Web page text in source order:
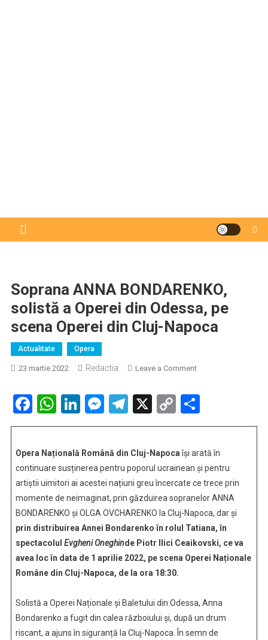
Soprana ANNA BONDARENKO,
solistă a Operei din Odessa, pe
scena Operei din Cluj-Napoca
Actualitate Opera
23 martie 2022 Redactia Leave a Commenton
ANNA
Operei
din
Odessa,
Cluj-
Napoca
Facebook
WhatsApp
LinkedIn
Messenger
Telegram
X Copy
Link
Opera Națională Română din Cluj-Napocaîși arată în
continuare susținerea pentru poporul ucrainean și pentru
artiștii uimitori ai acestei națiuni greu încercate ce trece prin
momente de neimaginat, prin găzduirea sopranelor ANNA
BONDARENKO și OLGA OVCHARENKO la Cluj-Napoca, dar și
prin distribuirea Annei Bondarenko în rolul Tatiana, în
spectacolul Evgheni Oneghinde Piotr Ilici Ceaikovski, ce va
avea loc în data de 1 aprilie 2022, pe scena Operei Naționale
Române din Cluj-Napoca, de la ora 18:30.
Solistă a Operei Naționale și Baletului din Odessa, Anna
Bondarenko a fugit din calea războiului și, după un drum
riscant, a ajuns în siguranță la Cluj-Napoca. În semn de